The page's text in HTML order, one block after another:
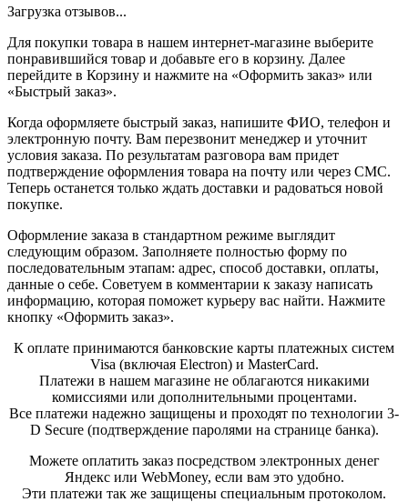
Загрузка отзывов...
Для покупки товара в нашем интернет-магазине выберите
понравившийся товар и добавьте его в корзину. Далее
перейдите в Корзину и нажмите на «Оформить заказ» или
«Быстрый заказ».
Когда оформляете быстрый заказ, напишите ФИО, телефон и
электронную почту. Вам перезвонит менеджер и уточнит
условия заказа. По результатам разговора вам придет
подтверждение оформления товара на почту или через СМС.
Теперь останется только ждать доставки и радоваться новой
покупке.
Оформление заказа в стандартном режиме выглядит
следующим образом. Заполняете полностью форму по
последовательным этапам: адрес, способ доставки, оплаты,
данные о себе. Советуем в комментарии к заказу написать
информацию, которая поможет курьеру вас найти. Нажмите
кнопку «Оформить заказ».
К оплате принимаются банковские карты платежных систем
Visa (включая Electron) и MasterCard.
Платежи в нашем магазине не облагаются никакими
комиссиями или дополнительными процентами.
Все платежи надежно защищены и проходят по технологии 3-
D Secure (подтверждение паролями на странице банка).
Можете оплатить заказ посредством электронных денег
Яндекс или WebMoney, если вам это удобно.
Эти платежи так же защищены специальным протоколом.